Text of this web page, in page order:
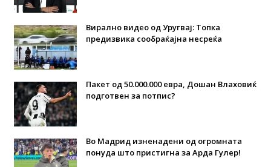
Вирално видео од Уругвај: Топка
предизвика сообраќајна несреќа
Пакет од 50.000.000 евра, Дошан Влаховиќ
подготвен за потпис?
Во Мадрид изненадени од огромната
понуда што пристигна за Арда Гулер!